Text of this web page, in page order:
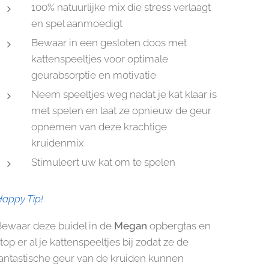
100% natuurlijke mix die stress verlaagt
en spel aanmoedigt
Bewaar in een gesloten doos met
kattenspeeltjes voor optimale
geurabsorptie en motivatie
Neem speeltjes weg nadat je kat klaar is
met spelen en laat ze opnieuw de geur
opnemen van deze krachtige
kruidenmix
Stimuleert uw kat om te spelen
Tip!
deze buidel in de Megan opbergtas en
er al je kattenspeeltjes bij zodat ze de
geur van de kruiden kunnen